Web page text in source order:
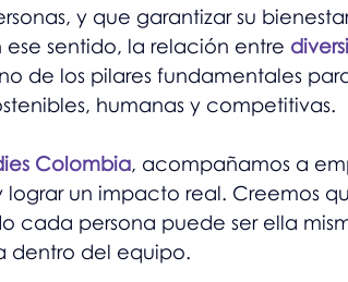
y que garantizar su
ese sentido, la relación entre
de los pilares fundamentales
humanas y competitivas.
Colombia, acompañamos a
lograr un impacto real. Creemos
cada persona puede ser ella
dentro del equipo.